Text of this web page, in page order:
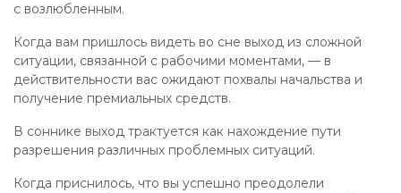
с возлюбленным.
Когда вам пришлось видеть во сне выход из сложной
ситуации, связанной с рабочими моментами, — в
действительности вас ожидают похвалы начальства и
получение премиальных средств.
В соннике выход трактуется как нахождение пути
разрешения различных проблемных ситуаций.
Когда приснилось, что вы успешно преодолели